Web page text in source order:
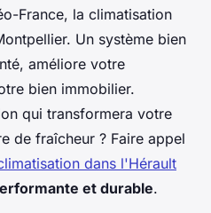
France, la climatisation
Un système bien
améliore votre
bien immobilier.
qui transformera votre
de fraîcheur ? Faire appel
dans l'Hérault
et durable.